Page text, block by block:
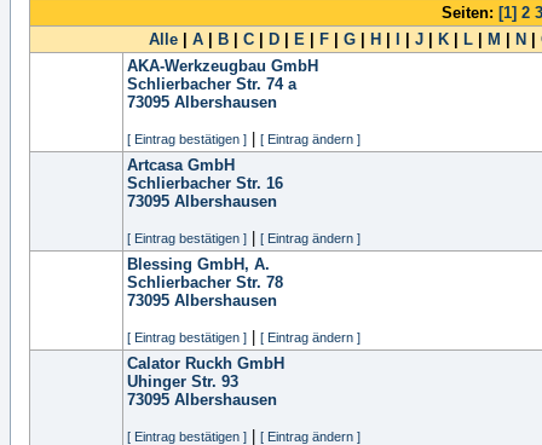
Seiten: [1] 2 3
Alle
A B C D E F G H J K L M N
AKA-Werkzeugbau GmbH
Schlierbacher Str. 74 a
73095 Albershausen
[ Eintrag bestätigen ] [ Eintrag ändern ]
Artcasa GmbH
Schlierbacher Str. 16
73095 Albershausen
[ Eintrag bestätigen ] [ Eintrag ändern ]
Blessing GmbH, A.
Schlierbacher Str. 78
73095 Albershausen
[ Eintrag bestätigen ] [ Eintrag ändern ]
Calator Ruckh GmbH
Uhinger Str. 93
73095 Albershausen
[ Eintrag bestätigen ] [ Eintrag ändern ]